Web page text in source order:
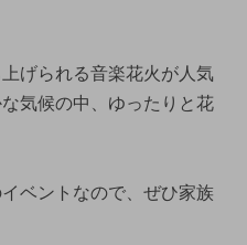
げられる音楽花火が人気
気候の中、ゆったりと花
ベントなので、ぜひ家族